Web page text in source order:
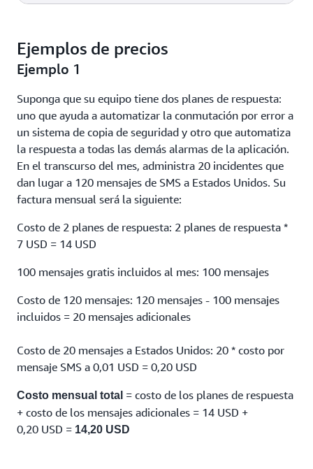
Por mensaje, según las
SMS y mensajes de voz de 1 minuto
Ejemplos de precios
Ejemplo 1
Suponga que su equipo tiene dos planes de respuesta:
uno que ayuda a automatizar la conmutación por error a
un sistema de copia de seguridad y otro que automatiza
la respuesta a todas las demás alarmas de la aplicación.
En el transcurso del mes, administra 20 incidentes que
dan lugar a 120 mensajes de SMS a Estados Unidos. Su
factura mensual será la siguiente:
Costo de 2 planes de respuesta: 2 planes de respuesta *
7 USD = 14 USD
100 mensajes gratis incluidos al mes: 100 mensajes
Costo de 120 mensajes: 120 mensajes - 100 mensajes
incluidos = 20 mensajes adicionales
Costo de 20 mensajes a Estados Unidos: 20 * costo por
mensaje SMS a 0,01 USD = 0,20 USD
Costo mensual total = costo de los planes de respuesta
+ costo de los mensajes adicionales = 14 USD +
0,20 USD = 14,20 USD